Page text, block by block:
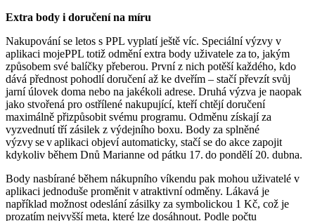
Extra body i doručení na míru
Nakupování se letos s PPL vyplatí ještě víc. Speciální výzvy v
aplikaci mojePPL totiž odmění extra body uživatele za to, jakým
způsobem své balíčky přeberou. První z nich potěší každého, kdo
dává přednost pohodlí doručení až ke dveřím – stačí převzít svůj
jarní úlovek doma nebo na jakékoli adrese. Druhá výzva je naopak
jako stvořená pro ostřílené nakupující, kteří chtějí doručení
maximálně přizpůsobit svému programu. Odměnu získají za
vyzvednutí tří zásilek z výdejního boxu. Body za splněné
výzvy se v aplikaci objeví automaticky, stačí se do akce zapojit
kdykoliv během Dnů Marianne od pátku 17. do pondělí 20. dubna.
Body nasbírané během nákupního víkendu pak mohou uživatelé v
aplikaci jednoduše proměnit v atraktivní odměny. Lákavá je
například možnost odeslání zásilky za symbolickou 1 Kč, což je
prozatím nejvyšší meta, které lze dosáhnout. Podle počtu